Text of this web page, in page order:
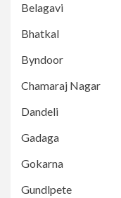
Belagavi
Bhatkal
Byndoor
Chamaraj Nagar
Dandeli
Gadaga
Gokarna
Gundlpete